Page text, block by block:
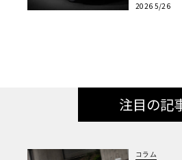
2026 5/26
注目の記
コラム